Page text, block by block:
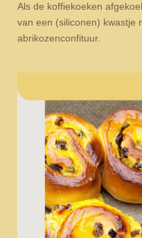
Als de koffiekoeken
van een (siliconen) kwastje
abrikozenconfituur.